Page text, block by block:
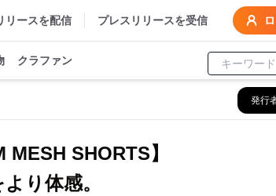
リースを配信 プレスリリースを受信
クラファン
発行
SHORTS】
り体感。